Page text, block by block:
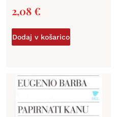
2,08€
Dodaj v košarico